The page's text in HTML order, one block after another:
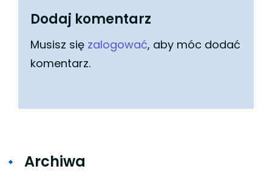
Dodaj komentarz
Musisz się zalogować, aby móc dodać
komentarz.
Archiwa